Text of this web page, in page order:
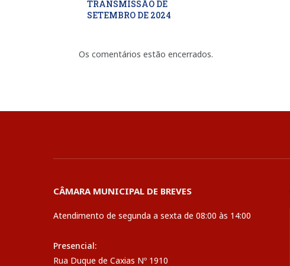
TRANSMISSÃO DE
SETEMBRO DE 2024
Os comentários estão encerrados.
CÂMARA MUNICIPAL DE BREVES
Atendimento de segunda a sexta de 08:00 às 14:00
Presencial:
Rua Duque de Caxias Nº 1910